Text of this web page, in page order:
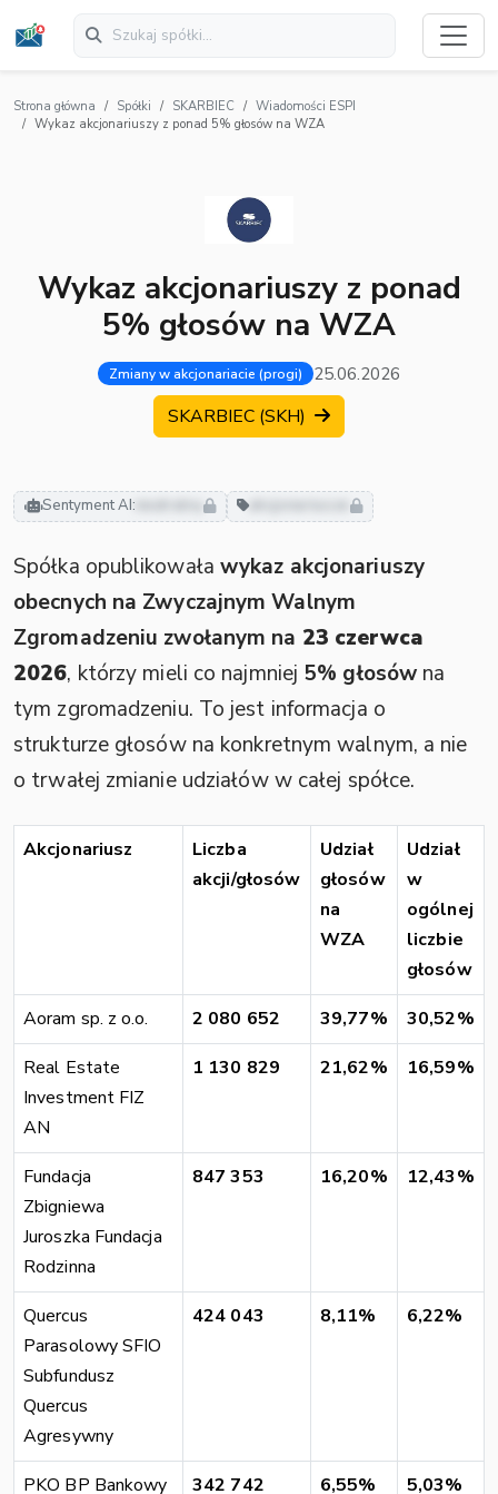
Strona główna Spółki SKARBIEC
Wiadomości ESPI
Wykaz akcjonariuszy z ponad 5% głosów na WZA
Wykaz akcjonariuszy z ponad
5% głosów na WZA
Zmiany w akcjonariacie (progi) 25.06.2026
SKARBIEC (SKH)
Sentyment AI: neutralny
Spółka opublikowała wykaz akcjonariuszy
obecnych na Zwyczajnym Walnym
Zgromadzeniu zwołanym na 23 czerwca
2026, którzy mieli co najmniej 5% głosów na
tym zgromadzeniu. To jest informacja o
strukturze głosów na konkretnym walnym, a nie
o trwałej zmianie udziałów w całej spółce.
Akcjonariusz
Liczba
akcji/głosów
Udział
głosów
na
WZA
Udział
w
ogólnej
liczbie
głosów
Aoram sp. z o.o.
2 080 652 39,77%
30,52%
Real Estate
Investment FIZ
AN
1 130 829 21,62% 16,59%
Fundacja
Zbigniewa
Juroszka Fundacja
Rodzinna
847 353 16,20% 12,43%
Quercus
Parasolowy SFIO
Subfundusz
Quercus
Agresywny
424 043 8,11% 6,22%
PKO BP Bankowy
342 742 6,55% 5,03%